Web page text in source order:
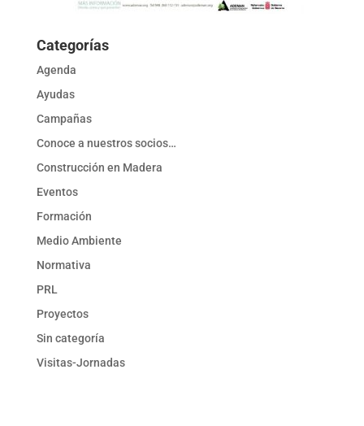
Categorías
Agenda
Ayudas
Campañas
Conoce a nuestros socios…
Construcción en Madera
Eventos
Formación
Medio Ambiente
Normativa
PRL
Proyectos
Sin categoría
Visitas-Jornadas